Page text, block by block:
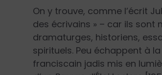
On y trouve, comme l’écrit
des écrivains » – car ils sont
dramaturges, historiens,
spirituels. Peu échappent à
franciscain jadis mis en